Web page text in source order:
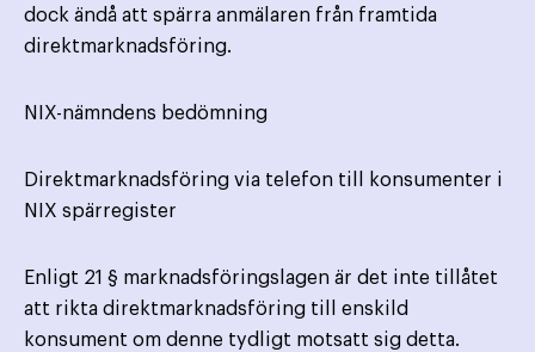
dock ändå att spärra anmälaren från framtida
direktmarknadsföring.
NIX-nämndens bedömning
Direktmarknadsföring via telefon till konsumenter i
NIX spärregister
Enligt 21 § marknadsföringslagen är det inte tillåtet
att rikta direktmarknadsföring till enskild
konsument om denne tydligt motsatt sig detta.